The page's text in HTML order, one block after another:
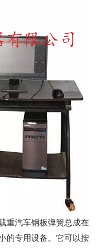
重汽车钢板弹簧总成在
的专用设备。它可以按